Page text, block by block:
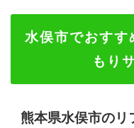
水俣市でおすす
もり
熊本県水俣市のリ